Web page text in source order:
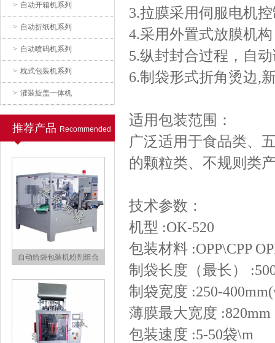
> 自动开箱机系列
> 自动折纸机系列
> 自动喷码机系列
> 枕式包装机系列
> 灌装旋盖一体机
推荐产品 Recommended
自动粉剂组合包装机
自动给袋包装机粉剂组合
3.拉膜采用伺服电机
4.采用外置式放膜机
5.纵封封合过程，自
6.制袋形式折角烫边,
适用包装范围：
广泛适用于食品类、
的颗粒类、不规则类
技术参数：
机型 :OK-520
包装材料 :OPP\CPP
制袋长度（最长）
制袋宽度 :250-
薄膜最大宽度 :820mm
包装速度 :5-50袋\m